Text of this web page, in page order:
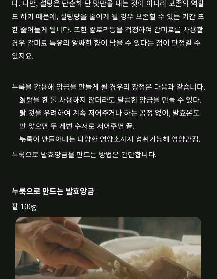
다. 다만, 설탕은 단순히 단 맛만을 내는 것이 아니라 보존의 역할
도 하기 때문에, 설탕량을 줄이게 될 경우 보존할 수 있는 기간 또
한 줄어들게 됩니다. 또한 칼로리등을 걱정하여 감미료를 사용할
경우 감미료 특유의 알싸한 향이 남을 수 있다는 점이 단점일 수
있지요.
누룩을 활용해 앙금을 만들게 될 경우의 장점은 다음과 같습니다.
설탕을 한 톨 사용하지 않더라도 달콤한 앙금을 만들 수 있다.
탈 것을 우려하여 계속 저어주거나 하는 공정 없이, 발효온도
만 맞으면 두 세번 수저로 저어주면 끝.
누룩이 만들어내는 다양한 영양소까지 섭취가능해 영양만점.
누룩으로 발효앙금을 만드는 방법은 간단합니다.
누룩으로 만드는 발효앙금
팥 100g